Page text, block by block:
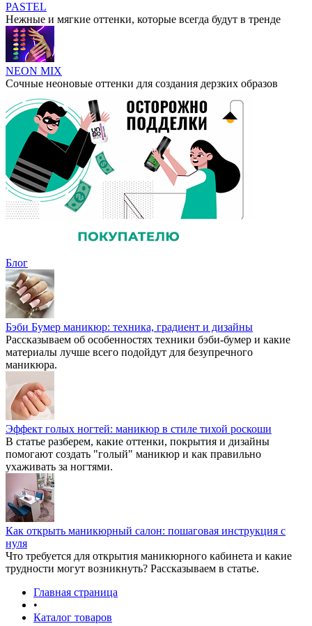
PASTEL
Нежные и мягкие оттенки, которые всегда будут в тренде
NEON MIX
Сочные неоновые оттенки для создания дерзких образов
Блог
Бэби Бумер маникюр: техника, градиент и дизайны
Рассказываем об особенностях техники бэби-бумер и какие
материалы лучше всего подойдут для безупречного
маникюра.
Эффект голых ногтей: маникюр в стиле тихой роскоши
В статье разберем, какие оттенки, покрытия и дизайны
помогают создать "голый" маникюр и как правильно
ухаживать за ногтями.
Как открыть маникюрный салон: пошаговая инструкция с
нуля
Что требуется для открытия маникюрного кабинета и какие
трудности могут возникнуть? Рассказываем в статье.
Главная страница
•
Каталог товаров